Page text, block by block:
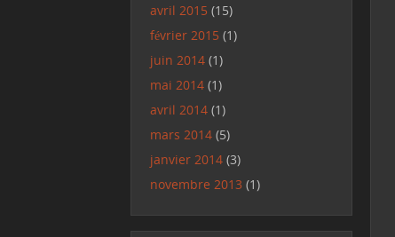
avril 2015 (15)
février 2015 (1)
juin 2014 (1)
mai 2014 (1)
avril 2014 (1)
mars 2014 (5)
janvier 2014 (3)
novembre 2013 (1)